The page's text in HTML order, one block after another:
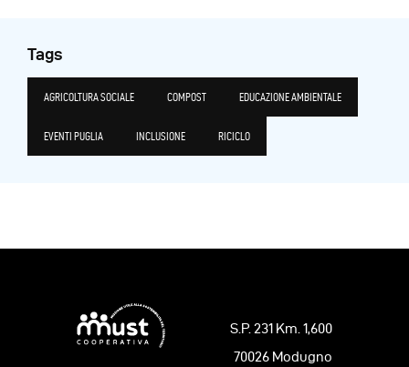
Tags
AGRICOLTURA SOCIALE COMPOST EDUCAZIONE AMBIENTALE
EVENTI PUGLIA INCLUSIONE RICICLO
S.P. 231 Km. 1,600
70026 Modugno